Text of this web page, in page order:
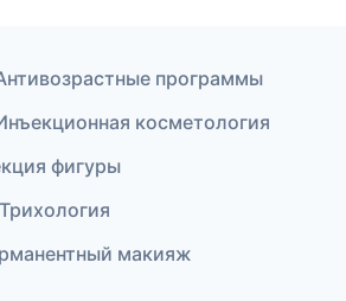
программы
косметология
фигуры
макияж